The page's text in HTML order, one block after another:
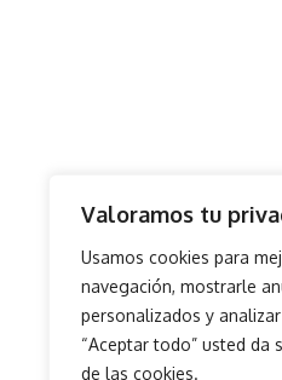
Valoramos tu
Usamos cookies para
navegación, mostrarle
personalizados y
“Aceptar todo” usted da
de las cookies.